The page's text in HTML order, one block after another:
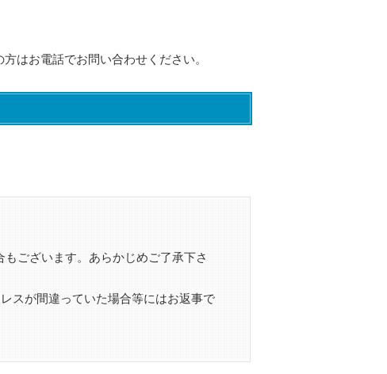
はお電話でお問い合わせください。
ございます。あらかじめご了承下さ
スが間違っていた場合等にはお返事で